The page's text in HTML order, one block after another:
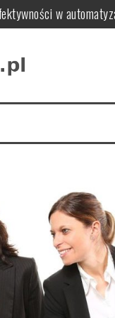
w
Twojego wnętrza
sklepu online